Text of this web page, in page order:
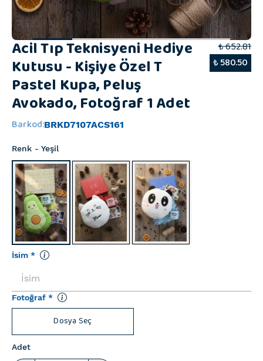
Acil Tıp Teknisyeni Hediye
Kutusu - Kişiye Özel T
Pastel Kupa, Peluş
Avokado, Fotoğraf 1 Adet
₺ 652.81
₺ 580.50
Barkod:BRKD7107ACS161
Renk - Yeşil
İsim *
Fotoğraf *
Dosya Seç
Adet